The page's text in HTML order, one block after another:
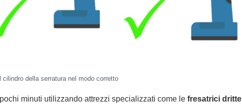
cilindro della serratura nel modo corretto
minuti utilizzando attrezzi specializzati come le fresatrici dritte